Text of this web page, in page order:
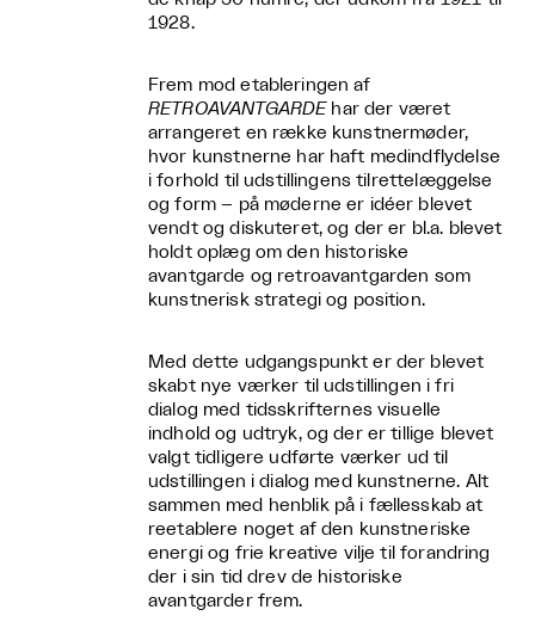
1928.
Frem mod etableringen af
RETROAVANTGARDE har der været
arrangeret en række kunstnermøder,
hvor kunstnerne har haft medindflydelse
i forhold til udstillingens tilrettelæggelse
og form – på møderne er idéer blevet
vendt og diskuteret, og der er bl.a. blevet
holdt oplæg om den historiske
avantgarde og retroavantgarden som
kunstnerisk strategi og position.
Med dette udgangspunkt er der blevet
skabt nye værker til udstillingen i fri
dialog med tidsskrifternes visuelle
indhold og udtryk, og der er tillige blevet
valgt tidligere udførte værker ud til
udstillingen i dialog med kunstnerne. Alt
sammen med henblik på i fællesskab at
reetablere noget af den kunstneriske
energi og frie kreative vilje til forandring
der i sin tid drev de historiske
avantgarder frem.